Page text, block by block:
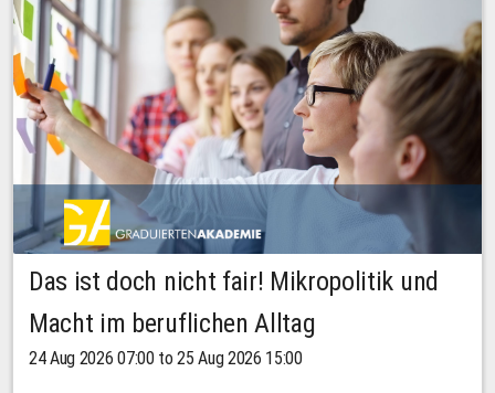
Das ist doch nicht fair! Mikropolitik und
Macht im beruflichen Alltag
24 Aug 2026 07:00 to 25 Aug 2026 15:00